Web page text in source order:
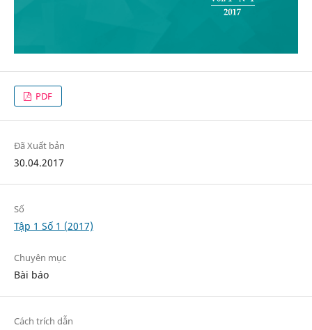
PDF
Đã Xuất bản
30.04.2017
Số
Tập 1 Số 1 (2017)
Chuyên mục
Bài báo
Cách trích dẫn